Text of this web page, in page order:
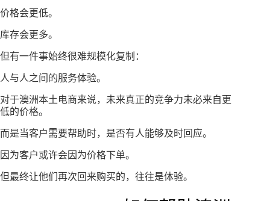
价格会更低。
库存会更多。
但有一件事始终很难规模化复制：
人与人之间的服务体验。
对于澳洲本土电商来说，未来真正的竞争力未必来自更
低的价格。
而是当客户需要帮助时，是否有人能够及时回应。
因为客户或许会因为价格下单。
但最终让他们再次回来购买的，往往是体验。